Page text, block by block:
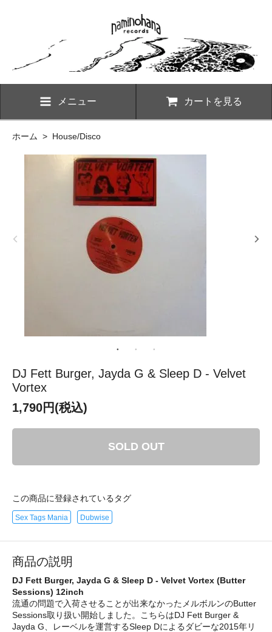
メニュー カートを見る
ホーム > House/Disco
DJ Fett Burger, Jayda G & Sleep D - Velvet
Vortex
1,790円(税込)
SOLD OUT
この商品に登録されているタグ
Sex Tags Mania Dubwise
商品の説明
DJ Fett Burger, Jayda G & Sleep D - Velvet Vortex (Butter
Sessions) 12inch
流通の問題で入荷させることが出来なかったメルボルンのButter
Sessions取り扱い開始しました。こちらはDJ Fett Burger &
Jayda G、レーベルを運営するSleep Dによるダビーな2015年リ